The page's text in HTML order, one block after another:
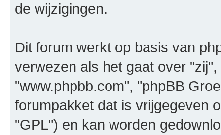
de wijzigingen.
Dit forum werkt op basis van
verwezen als het gaat over
"www.phpbb.com", "phpBB
forumpakket dat is vrijgegeven
"GPL") en kan worden